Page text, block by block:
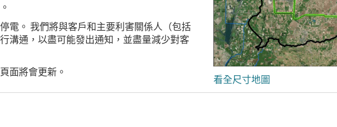
電。 我們將與客戶和主要利害關係人（包括
溝通，以盡可能發出通知，並盡量減少對客
頁面將會更新。
看全尺寸地圖